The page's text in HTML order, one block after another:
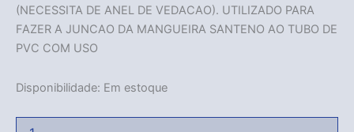
(NECESSITA DE ANEL DE VEDACAO). UTILIZADO PARA
FAZER A JUNCAO DA MANGUEIRA SANTENO AO TUBO DE
PVC COM USO
Disponibilidade: Em estoque